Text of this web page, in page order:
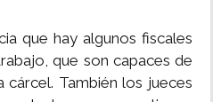
que hay algunos fiscales
que son capaces de
También los jueces